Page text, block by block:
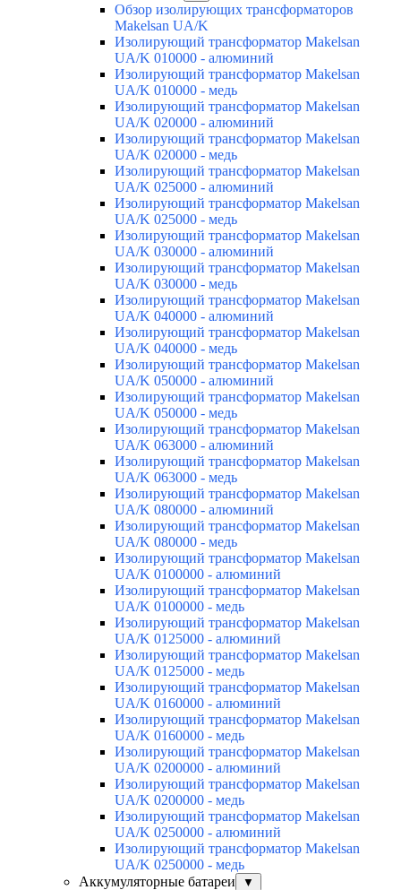
Обзор изолирующих трансформаторов
Makelsan UA/K
Изолирующий трансформатор Makelsan
UA/K 010000 - алюминий
Изолирующий трансформатор Makelsan
UA/K 010000 - медь
Изолирующий трансформатор Makelsan
UA/K 020000 - алюминий
Изолирующий трансформатор Makelsan
UA/K 020000 - медь
Изолирующий трансформатор Makelsan
UA/K 025000 - алюминий
Изолирующий трансформатор Makelsan
UA/K 025000 - медь
Изолирующий трансформатор Makelsan
UA/K 030000 - алюминий
Изолирующий трансформатор Makelsan
UA/K 030000 - медь
Изолирующий трансформатор Makelsan
UA/K 040000 - алюминий
Изолирующий трансформатор Makelsan
UA/K 040000 - медь
Изолирующий трансформатор Makelsan
UA/K 050000 - алюминий
Изолирующий трансформатор Makelsan
UA/K 050000 - медь
Изолирующий трансформатор Makelsan
UA/K 063000 - алюминий
Изолирующий трансформатор Makelsan
UA/K 063000 - медь
Изолирующий трансформатор Makelsan
UA/K 080000 - алюминий
Изолирующий трансформатор Makelsan
UA/K 080000 - медь
Изолирующий трансформатор Makelsan
UA/K 0100000 - алюминий
Изолирующий трансформатор Makelsan
UA/K 0100000 - медь
Изолирующий трансформатор Makelsan
UA/K 0125000 - алюминий
Изолирующий трансформатор Makelsan
UA/K 0125000 - медь
Изолирующий трансформатор Makelsan
UA/K 0160000 - алюминий
Изолирующий трансформатор Makelsan
UA/K 0160000 - медь
Изолирующий трансформатор Makelsan
UA/K 0200000 - алюминий
Изолирующий трансформатор Makelsan
UA/K 0200000 - медь
Изолирующий трансформатор Makelsan
UA/K 0250000 - алюминий
Изолирующий трансформатор Makelsan
UA/K 0250000 - медь
Аккумуляторные батареи
▼